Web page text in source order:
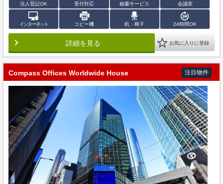
法人登記OK 受付対応 秘書サービス 会議室
インターネット コピー機 机・椅子 24時間OK
詳細を見る お気に入りに登録
Compass Offices Worldwide House 注目物件